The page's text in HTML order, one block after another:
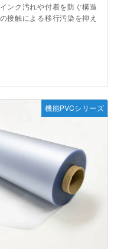
ンク汚れや付着を防ぐ構造
接触による移行汚染を抑え
機能PVCシリーズ